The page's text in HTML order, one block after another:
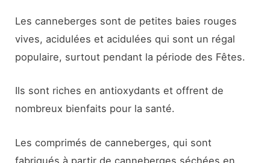
Les canneberges sont de petites baies rouges
vives, acidulées et acidulées qui sont un régal
populaire, surtout pendant la période des Fêtes.
Ils sont riches en antioxydants et offrent de
nombreux bienfaits pour la santé.
Les comprimés de canneberges, qui sont
fabriqués à partir de canneberges séchées en